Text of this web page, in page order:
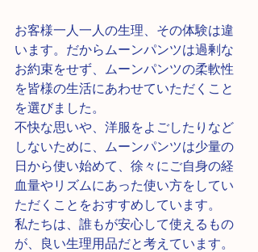
お客様一人一人の生理、その体験は違
います。だからムーンパンツは過剰な
お約束をせず、ムーンパンツの柔軟性
を皆様の生活にあわせていただくこと
を選びました。
不快な思いや、洋服をよごしたりなど
しないために、ムーンパンツは少量の
日から使い始めて、徐々にご自身の経
血量やリズムにあった使い方をしてい
ただくことをおすすめしています。
私たちは、誰もが安心して使えるもの
が、良い生理用品だと考えています。